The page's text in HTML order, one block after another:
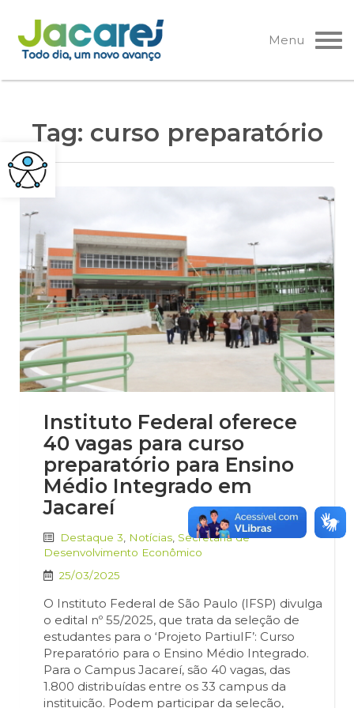
Pular
para
o
Menu
Tag: curso preparatório
Instituto Federal oferece
40 vagas para curso
preparatório para Ensino
Médio Integrado em
Jacareí
Destaque 3 Notícias Secretaria de
Desenvolvimento Econômico
25/03/2025
O Instituto Federal de São Paulo (IFSP) divulga
o edital nº 55/2025, que trata da seleção de
estudantes para o ‘Projeto PartiuIF’: Curso
Preparatório para o Ensino Médio Integrado.
Para o Campus Jacareí, são 40 vagas, das
1.800 distribuídas entre os 33 campus da
instituição. Podem participar da seleção,